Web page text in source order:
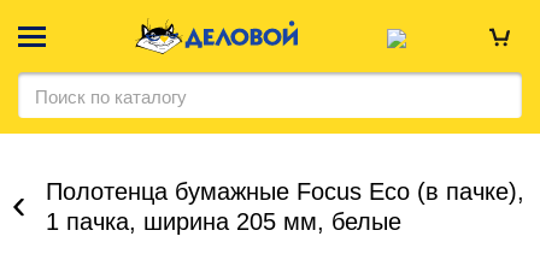
Полотенца бумажные Focus Eco (в пачке),
1 пачка, ширина 205 мм, белые